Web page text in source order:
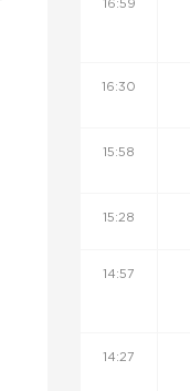
16:59
16:30
15:58
15:28
14:57
14:27